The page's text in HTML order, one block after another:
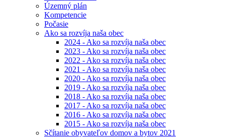
Územný plán
Kompetencie
Počasie
Ako sa rozvíja naša obec
2024 - Ako sa rozvíja naša obec
2023 - Ako sa rozvíja naša obec
2022 - Ako sa rozvíja naša obec
2021 - Ako sa rozvíja naša obec
2020 - Ako sa rozvíja naša obec
2019 - Ako sa rozvíja naša obec
2018 - Ako sa rozvíja naša obec
2017 - Ako sa rozvíja naša obec
2016 - Ako sa rozvíja naša obec
2015 - Ako sa rozvíja naša obec
Sčítanie obyvateľov domov a bytov 2021